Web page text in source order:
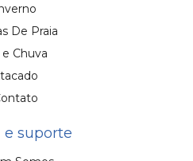
De Praia
e Chuva
e suporte